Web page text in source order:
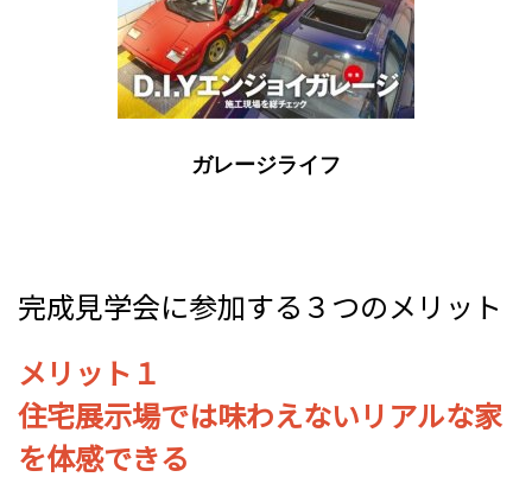
ガレージライフ
完成見学会に参加する３つのメリット
メリット１
住宅展示場では味わえないリアルな家
を体感できる